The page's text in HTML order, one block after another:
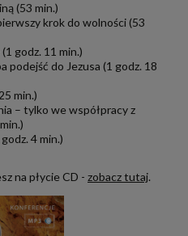
(53 min.)
krok do wolności (53
godz. 11 min.)
podejść do Jezusa (1 godz. 18
min.)
– tylko we współpracy z
4 min.)
na płycie CD - zobacz tutaj.